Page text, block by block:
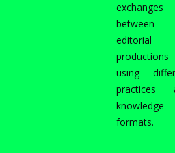
exchanges
between
editorial
productions
using
practices
knowledge
formats.